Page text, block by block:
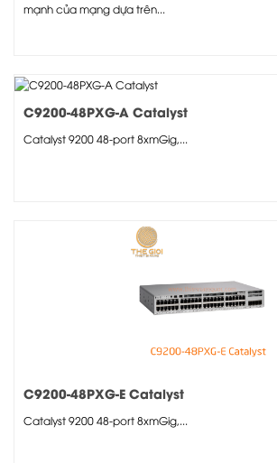
mạnh của mạng dựa trên...
C9200-48PXG-A Catalyst
Catalyst 9200 48-port 8xmGig,...
C9200-48PXG-E Catalyst
Catalyst 9200 48-port 8xmGig,...